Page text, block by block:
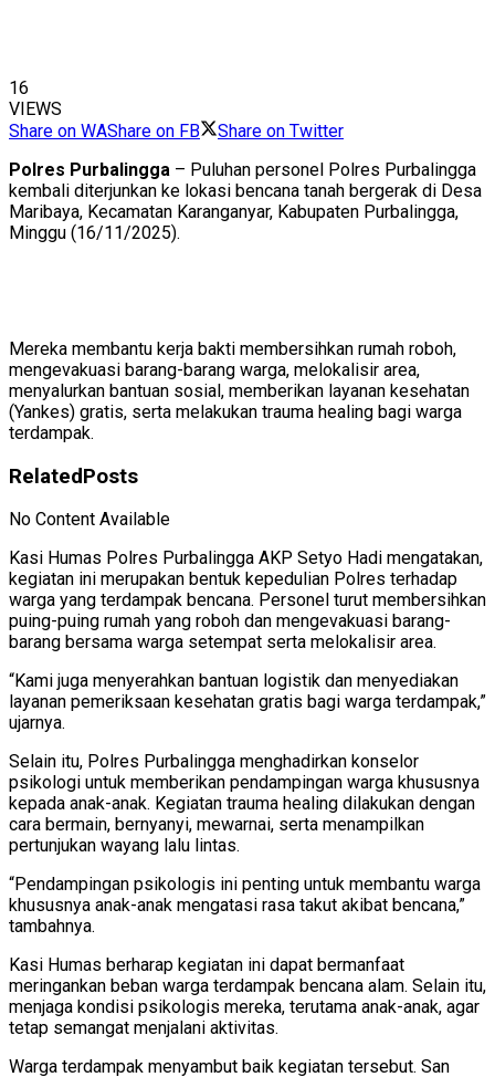
16
VIEWS
Share on WAShare on FB
Share on Twitter
Polres Purbalingga – Puluhan personel Polres Purbalingga
kembali diterjunkan ke lokasi bencana tanah bergerak di Desa
Maribaya, Kecamatan Karanganyar, Kabupaten Purbalingga,
Minggu (16/11/2025).
Mereka membantu kerja bakti membersihkan rumah roboh,
mengevakuasi barang-barang warga, melokalisir area,
menyalurkan bantuan sosial, memberikan layanan kesehatan
(Yankes) gratis, serta melakukan trauma healing bagi warga
terdampak.
RelatedPosts
No Content Available
Kasi Humas Polres Purbalingga AKP Setyo Hadi mengatakan,
kegiatan ini merupakan bentuk kepedulian Polres terhadap
warga yang terdampak bencana. Personel turut membersihkan
puing-puing rumah yang roboh dan mengevakuasi barang-
barang bersama warga setempat serta melokalisir area.
“Kami juga menyerahkan bantuan logistik dan menyediakan
layanan pemeriksaan kesehatan gratis bagi warga terdampak,”
ujarnya.
Selain itu, Polres Purbalingga menghadirkan konselor
psikologi untuk memberikan pendampingan warga khususnya
kepada anak-anak. Kegiatan trauma healing dilakukan dengan
cara bermain, bernyanyi, mewarnai, serta menampilkan
pertunjukan wayang lalu lintas.
“Pendampingan psikologis ini penting untuk membantu warga
khususnya anak-anak mengatasi rasa takut akibat bencana,”
tambahnya.
Kasi Humas berharap kegiatan ini dapat bermanfaat
meringankan beban warga terdampak bencana alam. Selain itu,
menjaga kondisi psikologis mereka, terutama anak-anak, agar
tetap semangat menjalani aktivitas.
Warga terdampak menyambut baik kegiatan tersebut. San